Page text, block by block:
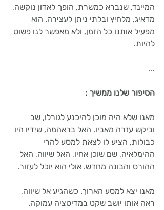
המיינד, שנברא כמשרת, הופך לאדון נוקשה,
מדאיג, מלחיץ ובלתי ניתן לעצירה. הוא
מפעיל אותנו כל הזמן, ולא מאפשר לנו פשוט
להיות.
...
הסיפור שלנו ממשיך :
מאנו שלא היה מוכן להיכנע לגורלו, שב
וביקש עזרה מאביו. האל בראהמה, שידיו היו
כבולות, הציע לו לצאת למסע להרי
ההימלאיה, שם שוכן אחיו, האל שיווה, האל
ההורס והבונה מחדש. אולי הוא יוכל לעזור.
מאנו יצא למסע הארוך. כשהגיע אל שיווה,
ראה אותו יושב שקט במדיטציה עמוקה.